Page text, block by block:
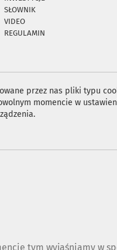
SŁOWNIK
VIDEO
REGULAMIN
przez nas pliki typu
momencie w
tym wyjaśniamy w